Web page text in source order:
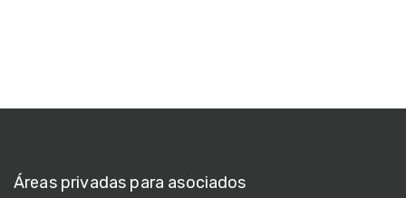
Áreas privadas para asociados